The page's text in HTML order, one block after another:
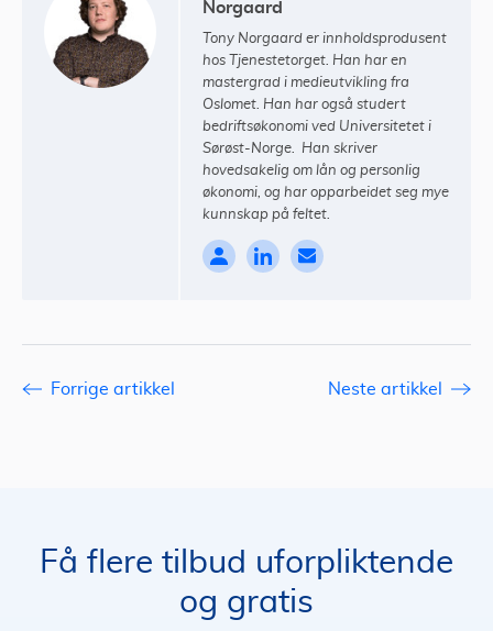
Norgaard
Tony Norgaard er innholdsprodusent
hos Tjenestetorget. Han har en
mastergrad i medieutvikling fra
Oslomet. Han har også studert
bedriftsøkonomi ved Universitetet i
Sørøst-Norge. Han skriver
hovedsakelig om lån og personlig
økonomi, og har opparbeidet seg mye
kunnskap på feltet.
Forrige artikkel Neste artikkel
Få flere tilbud uforpliktende
og gratis